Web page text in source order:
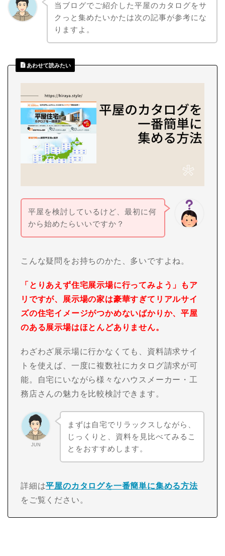
当ブログでご紹介した平屋のカタログをサ
クっと集めたいかたは次の記事が参考にな
りますよ。
あわせて読みたい
平屋を検討しているけど、最初に何
から始めたらいいですか？
こんな疑問をお持ちのかた、多いですよね。
「とりあえず住宅展示場に行ってみよう」もア
リですが、展示場の家は豪華すぎてリアルサイ
ズの住宅イメージがつかめないばかりか、平屋
のある展示場はほとんどありません。
わざわざ展示場に行かなくても、資料請求サイ
トを使えば、一度に複数社にカタログ請求が可
能。自宅にいながら様々なハウスメーカー・工
務店さんの魅力を比較検討できます。
JUN
まずは自宅でリラックスしながら、
じっくりと、資料を見比べてみるこ
とをおすすめします。
詳細は平屋のカタログを一番簡単に集める方法
をご覧ください。